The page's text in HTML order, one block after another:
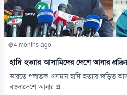
4 months ago
হাদি হত্যার আসামিদের দেশে আনার প্রক্রিয়া
ভারতে পলাতক ওসমান হাদি হত্যায় জড়িত
বাংলাদেশে আনার প্র...